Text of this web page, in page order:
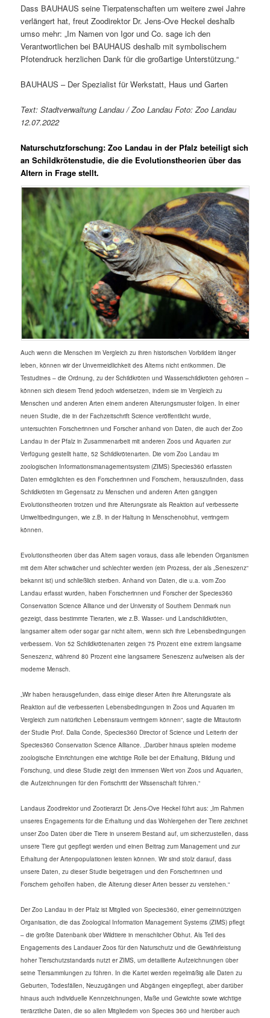
Dass BAUHAUS seine Tierpatenschaften um weitere zwei Jahre
verlängert hat, freut Zoodirektor Dr. Jens-Ove Heckel deshalb
umso mehr: „Im Namen von Igor und Co. sage ich den
Verantwortlichen bei BAUHAUS deshalb mit symbolischem
Pfotendruck herzlichen Dank für die großartige Unterstützung.“
BAUHAUS – Der Spezialist für Werkstatt, Haus und Garten
Text: Stadtverwaltung Landau / Zoo Landau Foto: Zoo Landau
12.07.2022
Naturschutzforschung: Zoo Landau in der Pfalz beteiligt sich
an Schildkrötenstudie, die die Evolutionstheorien über das
Altern in Frage stellt.
Auch wenn die Menschen im Vergleich zu ihren historischen Vorbildern länger
leben, können wir der Unvermeidlichkeit des Alterns nicht entkommen. Die
Testudines – die Ordnung, zu der Schildkröten und Wasserschildkröten gehören –
können sich diesem Trend jedoch widersetzen, indem sie im Vergleich zu
Menschen und anderen Arten einem anderen Alterungsmuster folgen. In einer
neuen Studie, die in der Fachzeitschrift Science veröffentlicht wurde,
untersuchten Forscherinnen und Forscher anhand von Daten, die auch der Zoo
Landau in der Pfalz in Zusammenarbeit mit anderen Zoos und Aquarien zur
Verfügung gestellt hatte, 52 Schildkrötenarten. Die vom Zoo Landau im
zoologischen Informationsmanagementsystem (ZIMS) Species360 erfassten
Daten ermöglichten es den Forscherinnen und Forschern, herauszufinden, dass
Schildkröten im Gegensatz zu Menschen und anderen Arten gängigen
Evolutionstheorien trotzen und ihre Alterungsrate als Reaktion auf verbesserte
Umweltbedingungen, wie z.B. in der Haltung in Menschenobhut, verringern
können.
Evolutionstheorien über das Altern sagen voraus, dass alle lebenden Organismen
mit dem Alter schwächer und schlechter werden (ein Prozess, der als „Seneszenz“
bekannt ist) und schließlich sterben. Anhand von Daten, die u.a. vom Zoo
Landau erfasst wurden, haben Forscherinnen und Forscher der Species360
Conservation Science Alliance und der University of Southern Denmark nun
gezeigt, dass bestimmte Tierarten, wie z.B. Wasser- und Landschildkröten,
langsamer altern oder sogar gar nicht altern, wenn sich ihre Lebensbedingungen
verbessern. Von 52 Schildkrötenarten zeigen 75 Prozent eine extrem langsame
Seneszenz, während 80 Prozent eine langsamere Seneszenz aufweisen als der
moderne Mensch.
„Wir haben herausgefunden, dass einige dieser Arten ihre Alterungsrate als
Reaktion auf die verbesserten Lebensbedingungen in Zoos und Aquarien im
Vergleich zum natürlichen Lebensraum verringern können“, sagte die Mitautorin
der Studie Prof. Dalia Conde, Species360 Director of Science und Leiterin der
Species360 Conservation Science Alliance. „Darüber hinaus spielen moderne
zoologische Einrichtungen eine wichtige Rolle bei der Erhaltung, Bildung und
Forschung, und diese Studie zeigt den immensen Wert von Zoos und Aquarien,
die Aufzeichnungen für den Fortschritt der Wissenschaft führen.“
Landaus Zoodirektor und Zootierarzt Dr. Jens-Ove Heckel führt aus: „Im Rahmen
unseres Engagements für die Erhaltung und das Wohlergehen der Tiere zeichnet
unser Zoo Daten über die Tiere in unserem Bestand auf, um sicherzustellen, dass
unsere Tiere gut gepflegt werden und einen Beitrag zum Management und zur
Erhaltung der Artenpopulationen leisten können. Wir sind stolz darauf, dass
unsere Daten, zu dieser Studie beigetragen und den Forscherinnen und
Forschern geholfen haben, die Alterung dieser Arten besser zu verstehen.“
Der Zoo Landau in der Pfalz ist Mitglied von Species360, einer gemeinnützigen
Organisation, die das Zoological Information Management Systems (ZIMS) pflegt
– die größte Datenbank über Wildtiere in menschlicher Obhut. Als Teil des
Engagements des Landauer Zoos für den Naturschutz und die Gewährleistung
hoher Tierschutzstandards nutzt er ZIMS, um detaillierte Aufzeichnungen über
seine Tiersammlungen zu führen. In die Kartei werden regelmäßig alle Daten zu
Geburten, Todesfällen, Neuzugängen und Abgängen eingepflegt, aber darüber
hinaus auch individuelle Kennzeichnungen, Maße und Gewichte sowie wichtige
tierärztliche Daten, die so allen Mitgliedern von Species 360 und hierüber auch